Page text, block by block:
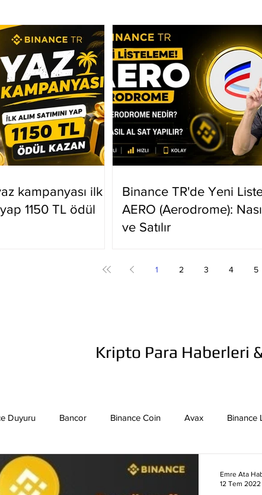
kampanyası ilk
yap 1150 TL ödül
Binance TR'de Yeni
AERO (Aerodrome):
ve Satılır
1 2 3 4 5
Kripto Para Haberleri
Duyuru Bancor Binance Coin Avax Binance
Token Bitcoin Sv Binance Yeni Listeleme
Emre Ata
12 Tem 2022